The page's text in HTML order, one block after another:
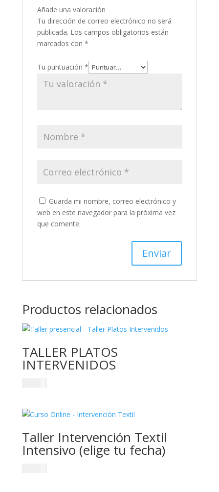
Añade una valoración
Tu dirección de correo electrónico no será
publicada. Los campos obligatorios están
marcados con *
Tu puntuación *
Guarda mi nombre, correo electrónico y
web en este navegador para la próxima vez
que comente.
Productos relacionados
TALLER PLATOS
INTERVENIDOS
Taller Intervención Textil
Intensivo (elige tu fecha)